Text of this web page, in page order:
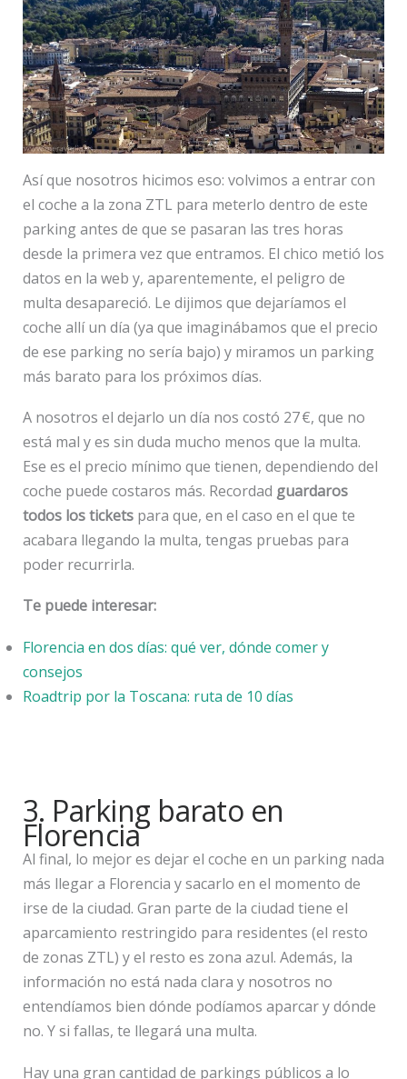
Así que nosotros hicimos eso: volvimos a entrar con
el coche a la zona ZTL para meterlo dentro de este
parking antes de que se pasaran las tres horas
desde la primera vez que entramos. El chico metió los
datos en la web y, aparentemente, el peligro de
multa desapareció. Le dijimos que dejaríamos el
coche allí un día (ya que imaginábamos que el precio
de ese parking no sería bajo) y miramos un parking
más barato para los próximos días.
A nosotros el dejarlo un día nos costó 27 €, que no
está mal y es sin duda mucho menos que la multa.
Ese es el precio mínimo que tienen, dependiendo del
coche puede costaros más. Recordad guardaros
todos los tickets para que, en el caso en el que te
acabara llegando la multa, tengas pruebas para
poder recurrirla.
Te puede interesar:
Florencia en dos días: qué ver, dónde comer y
consejos
Roadtrip por la Toscana: ruta de 10 días
3. Parking barato en
Florencia
Al final, lo mejor es dejar el coche en un parking nada
más llegar a Florencia y sacarlo en el momento de
irse de la ciudad. Gran parte de la ciudad tiene el
aparcamiento restringido para residentes (el resto
de zonas ZTL) y el resto es zona azul. Además, la
información no está nada clara y nosotros no
entendíamos bien dónde podíamos aparcar y dónde
no. Y si fallas, te llegará una multa.
Hay una gran cantidad de parkings públicos a lo